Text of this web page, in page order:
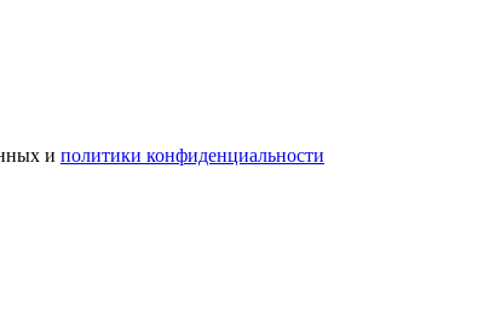
и политики конфиденциальности